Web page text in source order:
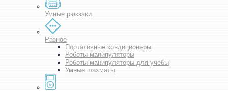
Умные рюкзаки
Разное
Портативные кондиционеры
Роботы-манипуляторы
Роботы-манипуляторы для учебы
Умные шахматы